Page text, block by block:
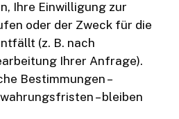
Ihre Einwilligung zur
oder der Zweck für die
(z. B. nach
Ihrer Anfrage).
Bestimmungen –
– bleiben